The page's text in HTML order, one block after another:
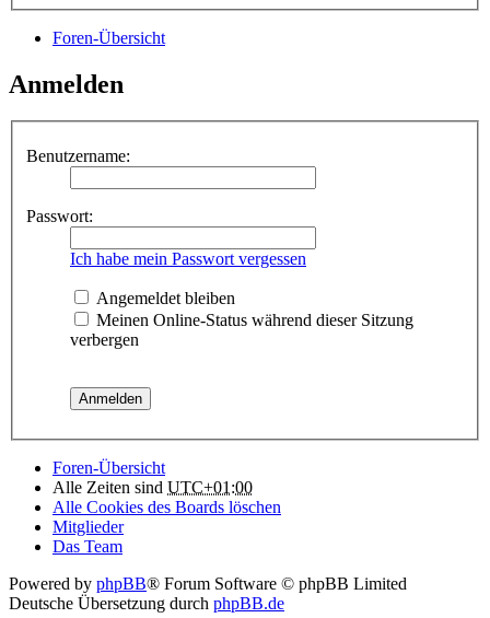
Foren-Übersicht
Anmelden
Benutzername:
Passwort:
Ich habe mein Passwort vergessen
Angemeldet bleiben
Meinen Online-Status während dieser Sitzung
verbergen
Foren-Übersicht
Alle Zeiten sind UTC+01:00
Alle Cookies des Boards löschen
Mitglieder
Das Team
Powered by phpBB® Forum Software © phpBB Limited
Deutsche Übersetzung durch phpBB.de